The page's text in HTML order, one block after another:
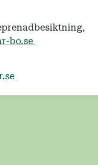
bo.se